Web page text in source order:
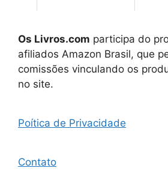
Os Livros.com participa do
afiliados Amazon Brasil, que
comissões vinculando os
no site.
Poítica de Privacidade
Contato